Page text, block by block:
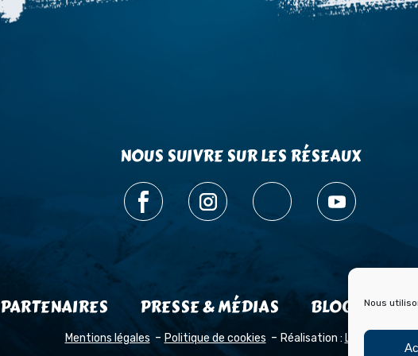
Nous
NOUS SUIVRE SUR LES RÉSEAUX
PARTENAIRES PRESSE & MÉDIAS BLOG
Mentions légales Politique de cookies Réalisation : Laetimprove